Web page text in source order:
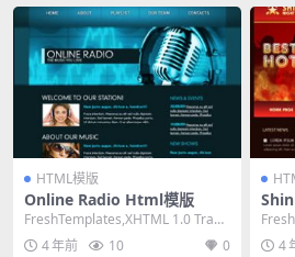
HTML模版
Online Radio Html模版
FreshTemplates,XHTML 1.0 Trans
itional,Fi...
4 年前 10 0 4